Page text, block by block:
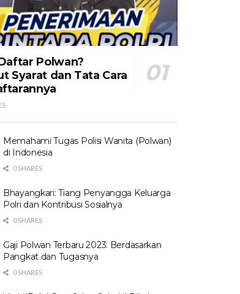
Polwan?
Syarat dan Tata Cara
Memahami Tugas Polisi Wanita (Polwan)
di Indonesia
0 SHARES
Bhayangkari: Tiang Penyangga Keluarga
Polri dan Kontribusi Sosialnya
0 SHARES
Gaji Polwan Terbaru 2023: Berdasarkan
Pangkat dan Tugasnya
0 SHARES